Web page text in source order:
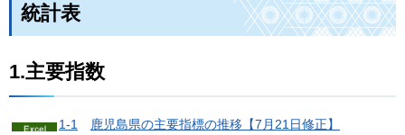
統計表
1.主要指数
1-1 鹿児島県の主要指標の推移【7月21日修正】